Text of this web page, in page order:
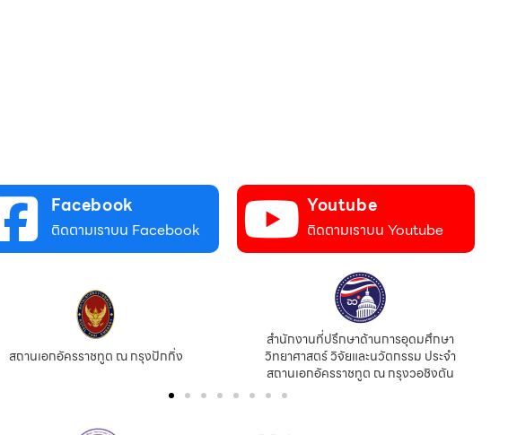
Facebook
ติดตามเราบน Facebook
Youtube
ติดตามเราบน Youtube
สถานเอกอัครราชทูต ณ กรุงปักกิ่ง
สำนักงานที่ปรึกษาด้านการอุดมศึกษา
วิทยาศาสตร์ วิจัยและนวัตกรรม ประจำ
สถานเอกอัครราชทูต ณ กรุงวอชิงตัน